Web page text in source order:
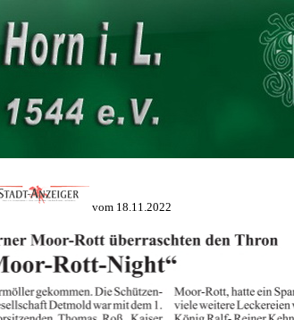
vom 18.11.2022